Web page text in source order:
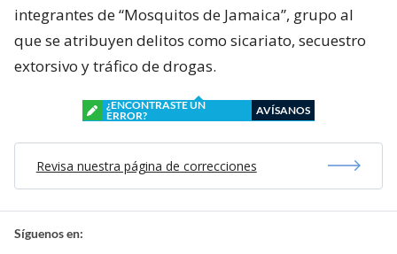
integrantes de “Mosquitos de Jamaica”, grupo al
que se atribuyen delitos como sicariato, secuestro
extorsivo y tráfico de drogas.
¿ENCONTRASTE UN
ERROR?
AVÍSANOS
Revisa nuestra página de correcciones
Síguenos en: